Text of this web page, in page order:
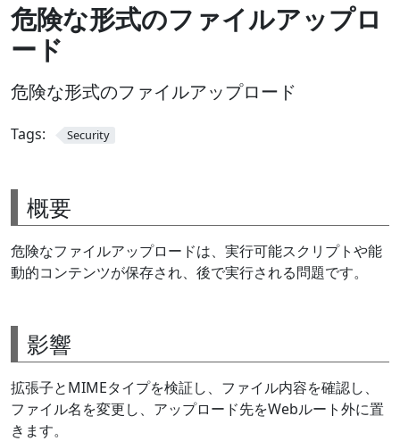
危険な形式のファイルアップロ
ード
危険な形式のファイルアップロード
Tags: Security
概要
危険なファイルアップロードは、実行可能スクリプトや能
動的コンテンツが保存され、後で実行される問題です。
影響
拡張子とMIMEタイプを検証し、ファイル内容を確認し、
ファイル名を変更し、アップロード先をWebルート外に置
きます。